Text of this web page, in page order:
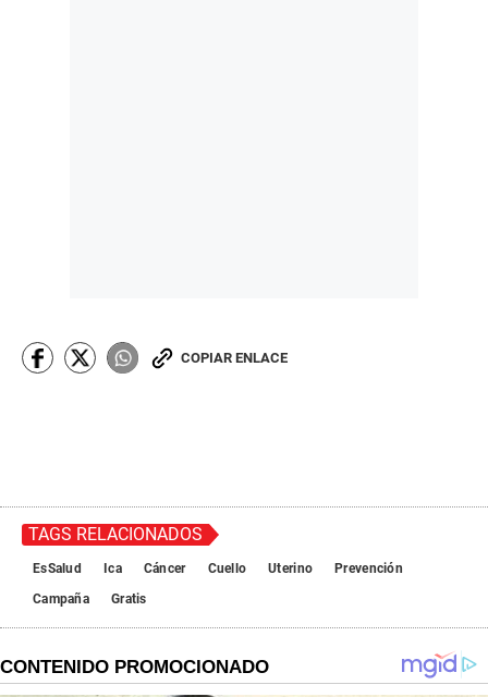
COPIAR ENLACE
TAGS RELACIONADOS
EsSalud Ica Cáncer Cuello Uterino
Prevención
Campaña
Gratis